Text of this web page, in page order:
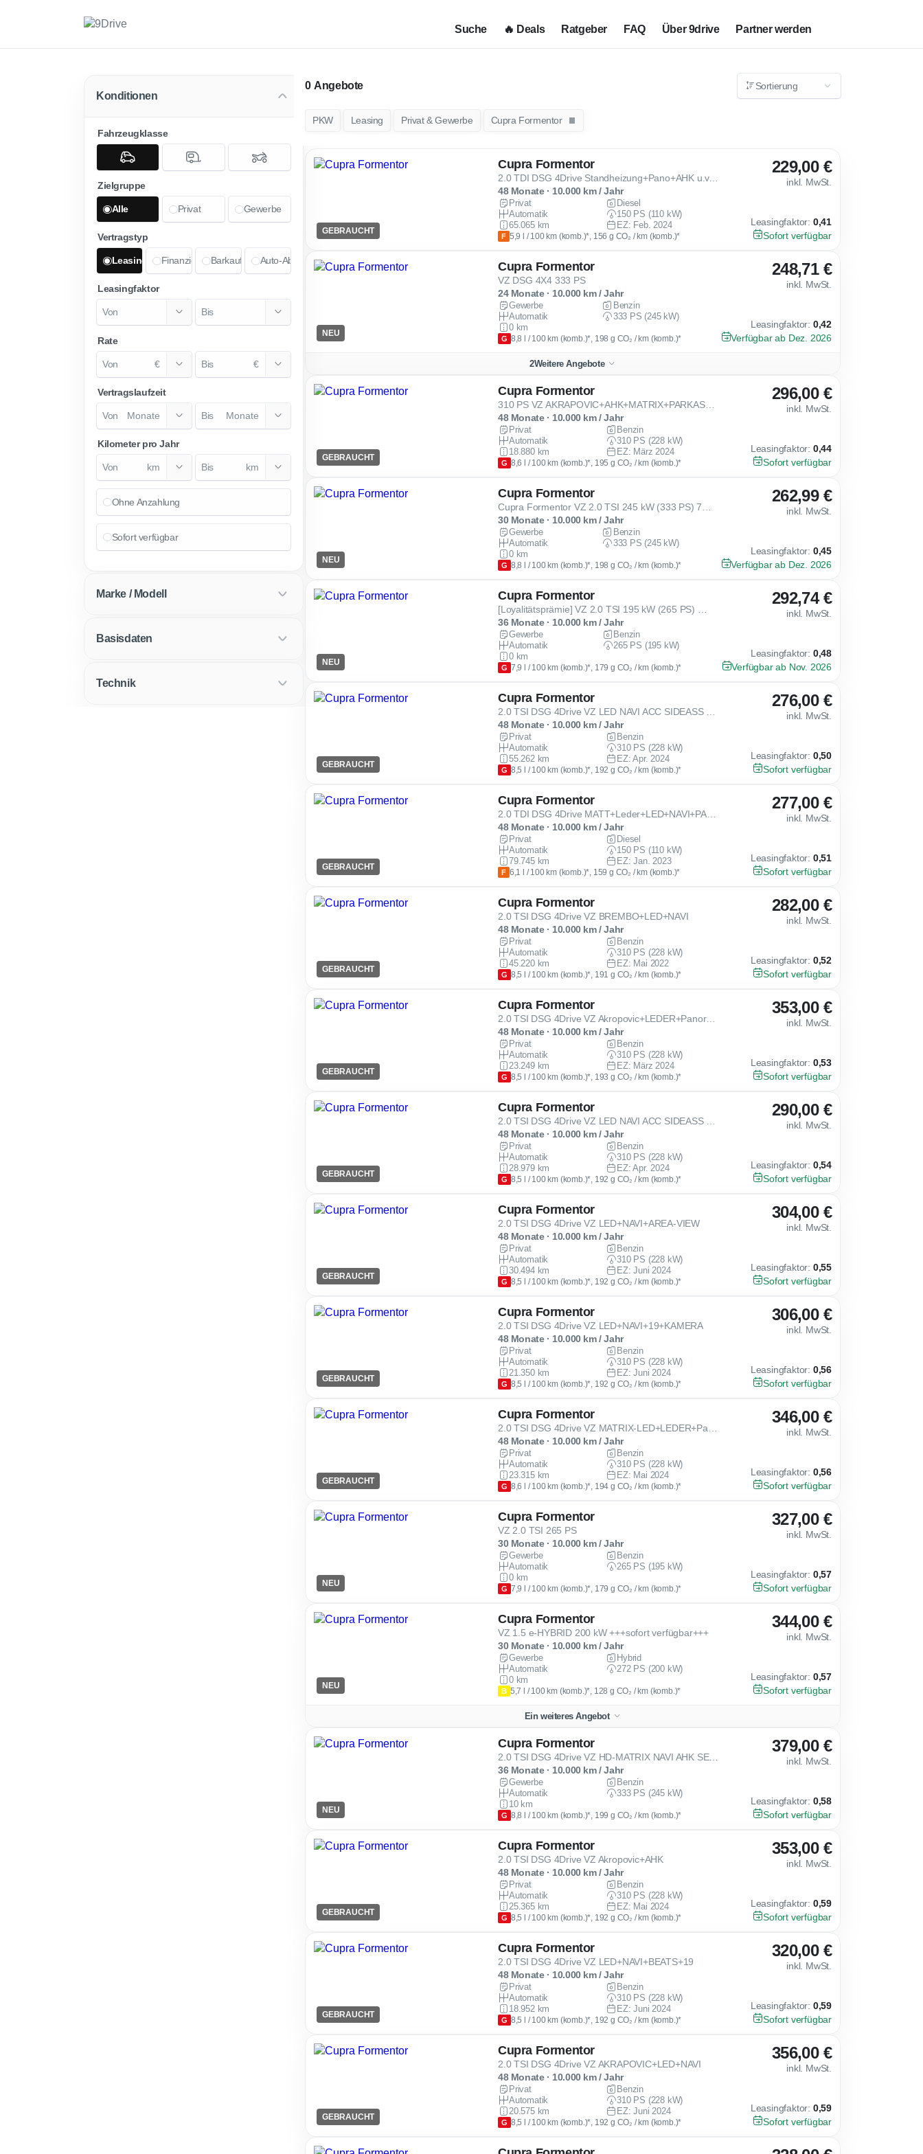
Suche 🔥 Deals Ratgeber FAQ Über 9drive Partner werden
Konditionen
Fahrzeugklasse
Zielgruppe
Alle Privat Gewerbe
Vertragstyp
Leasing FinanzierungBarkauf Auto-Abo
Leasingfaktor
Rate
€ €
Vertragslaufzeit
Monate Monate
Kilometer pro Jahr
km km
Ohne Anzahlung
Sofort verfügbar
Marke / Modell
Basisdaten
Technik
Angebote Sortierung
PKW Leasing Privat & Gewerbe Cupra Formentor
GEBRAUCHT
Cupra Formentor
2.0 TDI DSG 4Drive Standheizung+Pano+AHK u.v.m.!
48 Monate · 10.000 km / Jahr
Privat
Diesel
Automatik
150 PS (110 kW)
65.065 km
EZ: Feb. 2024
F 5,9 l / 100 km (komb.)*, 156 g CO₂ / km (komb.)*
229,00 €
inkl. MwSt.
Leasingfaktor: 0,41
Sofort verfügbar
NEU
Cupra Formentor
VZ DSG 4X4 333 PS
24 Monate · 10.000 km / Jahr
Gewerbe
Benzin
Automatik
333 PS (245 kW)
0 km
G 8,8 l / 100 km (komb.)*, 198 g CO₂ / km (komb.)*
248,71 €
inkl. MwSt.
Leasingfaktor: 0,42
Verfügbar ab Dez. 2026
2Weitere Angebote
GEBRAUCHT
Cupra Formentor
310 PS VZ AKRAPOVIC+AHK+MATRIX+PARKASS+SIDEASS+SHZ
48 Monate · 10.000 km / Jahr
Privat
Benzin
Automatik
310 PS (228 kW)
18.880 km
EZ: März 2024
G 8,6 l / 100 km (komb.)*, 195 g CO₂ / km (komb.)*
296,00 €
inkl. MwSt.
Leasingfaktor: 0,44
Sofort verfügbar
NEU
Cupra Formentor
30 Monate · 10.000 km / Jahr
Gewerbe
Benzin
Automatik
333 PS (245 kW)
0 km
G 8,8 l / 100 km (komb.)*, 198 g CO₂ / km (komb.)*
262,99 €
inkl. MwSt.
Leasingfaktor: 0,45
Verfügbar ab Dez. 2026
NEU
Cupra Formentor
36 Monate · 10.000 km / Jahr
Gewerbe
Benzin
Automatik
265 PS (195 kW)
0 km
G 7,9 l / 100 km (komb.)*, 179 g CO₂ / km (komb.)*
292,74 €
inkl. MwSt.
Leasingfaktor: 0,48
Verfügbar ab Nov. 2026
GEBRAUCHT
Cupra Formentor
48 Monate · 10.000 km / Jahr
Privat
Benzin
Automatik
310 PS (228 kW)
55.262 km
EZ: Apr. 2024
G 8,5 l / 100 km (komb.)*, 192 g CO₂ / km (komb.)*
276,00 €
inkl. MwSt.
Leasingfaktor: 0,50
Sofort verfügbar
GEBRAUCHT
Cupra Formentor
2.0 TDI DSG 4Drive MATT+Leder+LED+NAVI+PANO+AHK
48 Monate · 10.000 km / Jahr
Privat
Diesel
Automatik
150 PS (110 kW)
79.745 km
EZ: Jan. 2023
F 6,1 l / 100 km (komb.)*, 159 g CO₂ / km (komb.)*
277,00 €
inkl. MwSt.
Leasingfaktor: 0,51
Sofort verfügbar
GEBRAUCHT
Cupra Formentor
2.0 TSI DSG 4Drive VZ BREMBO+LED+NAVI
48 Monate · 10.000 km / Jahr
Privat
Benzin
Automatik
310 PS (228 kW)
45.220 km
EZ: Mai 2022
G 8,5 l / 100 km (komb.)*, 191 g CO₂ / km (komb.)*
282,00 €
inkl. MwSt.
Leasingfaktor: 0,52
Sofort verfügbar
GEBRAUCHT
Cupra Formentor
2.0 TSI DSG 4Drive VZ Akropovic+LEDER+Panorama+Matrix u.v.m.
48 Monate · 10.000 km / Jahr
Privat
Benzin
Automatik
310 PS (228 kW)
23.249 km
EZ: März 2024
G 8,5 l / 100 km (komb.)*, 193 g CO₂ / km (komb.)*
353,00 €
inkl. MwSt.
Leasingfaktor: 0,53
Sofort verfügbar
GEBRAUCHT
Cupra Formentor
48 Monate · 10.000 km / Jahr
Privat
Benzin
Automatik
310 PS (228 kW)
28.979 km
EZ: Apr. 2024
G 8,5 l / 100 km (komb.)*, 192 g CO₂ / km (komb.)*
290,00 €
inkl. MwSt.
Leasingfaktor: 0,54
Sofort verfügbar
GEBRAUCHT
Cupra Formentor
2.0 TSI DSG 4Drive VZ LED+NAVI+AREA-VIEW
48 Monate · 10.000 km / Jahr
Privat
Benzin
Automatik
310 PS (228 kW)
30.494 km
EZ: Juni 2024
G 8,5 l / 100 km (komb.)*, 192 g CO₂ / km (komb.)*
304,00 €
inkl. MwSt.
Leasingfaktor: 0,55
Sofort verfügbar
GEBRAUCHT
Cupra Formentor
2.0 TSI DSG 4Drive VZ LED+NAVI+19+KAMERA
48 Monate · 10.000 km / Jahr
Privat
Benzin
Automatik
310 PS (228 kW)
21.350 km
EZ: Juni 2024
G 8,5 l / 100 km (komb.)*, 192 g CO₂ / km (komb.)*
306,00 €
inkl. MwSt.
Leasingfaktor: 0,56
Sofort verfügbar
GEBRAUCHT
Cupra Formentor
48 Monate · 10.000 km / Jahr
Privat
Benzin
Automatik
310 PS (228 kW)
23.315 km
EZ: Mai 2024
G 8,6 l / 100 km (komb.)*, 194 g CO₂ / km (komb.)*
346,00 €
inkl. MwSt.
Leasingfaktor: 0,56
Sofort verfügbar
NEU
Cupra Formentor
VZ 2.0 TSI 265 PS
30 Monate · 10.000 km / Jahr
Gewerbe
Benzin
Automatik
265 PS (195 kW)
0 km
G 7,9 l / 100 km (komb.)*, 179 g CO₂ / km (komb.)*
327,00 €
inkl. MwSt.
Leasingfaktor: 0,57
Sofort verfügbar
NEU
Cupra Formentor
VZ 1.5 e-HYBRID 200 kW +++sofort verfügbar+++
30 Monate · 10.000 km / Jahr
Gewerbe
Hybrid
Automatik
272 PS (200 kW)
0 km
B 5,7 l / 100 km (komb.)*, 128 g CO₂ / km (komb.)*
344,00 €
inkl. MwSt.
Leasingfaktor: 0,57
Sofort verfügbar
Ein weiteres Angebot
NEU
Cupra Formentor
2.0 TSI DSG 4Drive VZ HD-MATRIX NAVI AHK SENNHEISER 19 AREA-VIEW
36 Monate · 10.000 km / Jahr
Gewerbe
Benzin
Automatik
333 PS (245 kW)
10 km
G 8,8 l / 100 km (komb.)*, 199 g CO₂ / km (komb.)*
379,00 €
inkl. MwSt.
Leasingfaktor: 0,58
Sofort verfügbar
GEBRAUCHT
Cupra Formentor
2.0 TSI DSG 4Drive VZ Akropovic+AHK
48 Monate · 10.000 km / Jahr
Privat
Benzin
Automatik
310 PS (228 kW)
25.365 km
EZ: Mai 2024
G 8,5 l / 100 km (komb.)*, 192 g CO₂ / km (komb.)*
353,00 €
inkl. MwSt.
Leasingfaktor: 0,59
Sofort verfügbar
GEBRAUCHT
Cupra Formentor
2.0 TSI DSG 4Drive VZ LED+NAVI+BEATS+19
48 Monate · 10.000 km / Jahr
Privat
Benzin
Automatik
310 PS (228 kW)
18.952 km
EZ: Juni 2024
G 8,5 l / 100 km (komb.)*, 192 g CO₂ / km (komb.)*
320,00 €
inkl. MwSt.
Leasingfaktor: 0,59
Sofort verfügbar
GEBRAUCHT
Cupra Formentor
2.0 TSI DSG 4Drive VZ AKRAPOVIC+LED+NAVI
48 Monate · 10.000 km / Jahr
Privat
Benzin
Automatik
310 PS (228 kW)
20.575 km
EZ: Juni 2024
G 8,5 l / 100 km (komb.)*, 192 g CO₂ / km (komb.)*
356,00 €
inkl. MwSt.
Leasingfaktor: 0,59
Sofort verfügbar